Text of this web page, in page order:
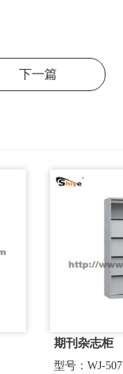
下一篇
期刊杂志柜
型号：WJ-507